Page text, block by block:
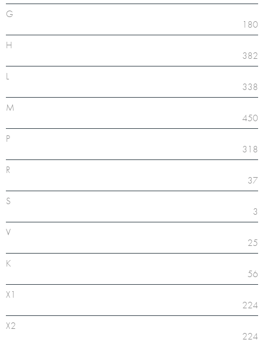
G
180
H
382
L
338
M
450
P
318
R
37
S
3
V
25
K
56
X1
224
X2
224